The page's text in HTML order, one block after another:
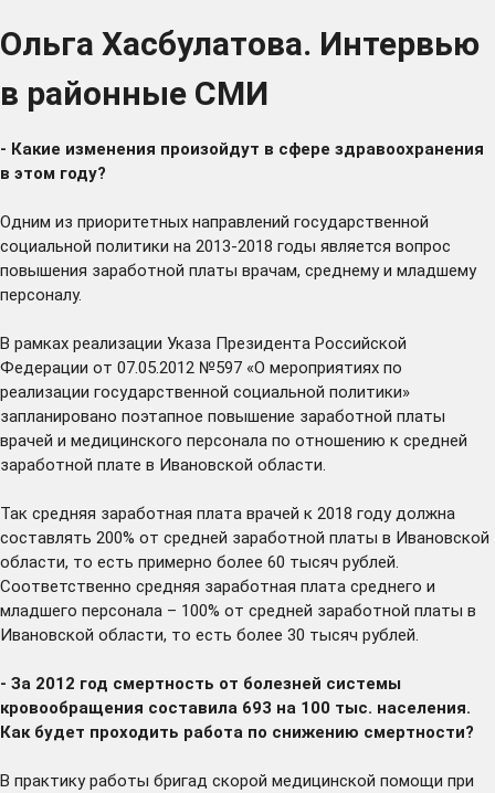
Ольга Хасбулатова. Интервью
в районные СМИ
- Какие изменения произойдут в сфере здравоохранения
в этом году?
Одним из приоритетных направлений государственной
социальной политики на 2013-2018 годы является вопрос
повышения заработной платы врачам, среднему и младшему
персоналу.
В рамках реализации Указа Президента Российской
Федерации от 07.05.2012 №597 «О мероприятиях по
реализации государственной социальной политики»
запланировано поэтапное повышение заработной платы
врачей и медицинского персонала по отношению к средней
заработной плате в Ивановской области.
Так средняя заработная плата врачей к 2018 году должна
составлять 200% от средней заработной платы в Ивановской
области, то есть примерно более 60 тысяч рублей.
Соответственно средняя заработная плата среднего и
младшего персонала – 100% от средней заработной платы в
Ивановской области, то есть более 30 тысяч рублей.
- За 2012 год смертность от болезней системы
кровообращения составила 693 на 100 тыс. населения.
Как будет проходить работа по снижению смертности?
В практику работы бригад скорой медицинской помощи при